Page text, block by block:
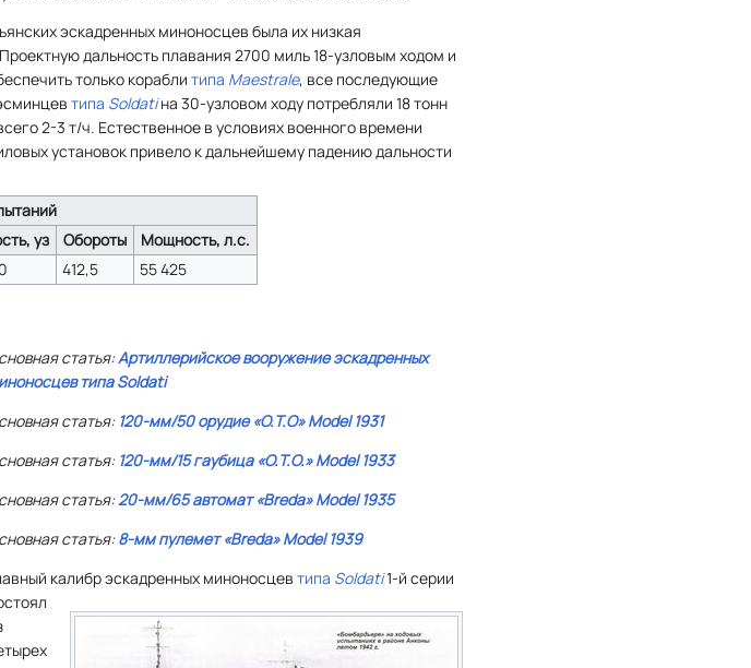
эскадренных миноносцев была их низкая
дальность плавания 2700 миль 18-узловым ходом и
только корабли типа Maestrale, все последующие
типа Soldatiна 30-узловом ходу потребляли 18 тонн
2-3 т/ч. Естественное в условиях военного времени
установок привело к дальнейшему падению дальности
уз Обороты
Мощность, л.с.
412,5 55 425
статья:Артиллерийское вооружение эскадренных
типаSoldati
статья: 120-мм/50 орудие«O.T.O»Model 1931
статья: 120-мм/15 гаубица «O.T.O.»Model 1933
статья:20-мм/65 автомат«Breda»Model 1935
статья:8-мм пулемет«Breda»Model 1939
калибр эскадренных миноносцев типа Soldati1-й серии